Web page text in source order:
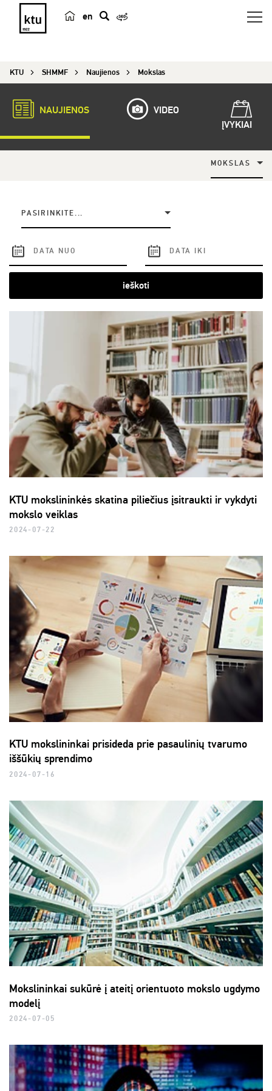
en
e
KTU SHMMF Naujienos Mokslas
NAUJIENOS
VIDEO
ĮVYKIAI
MOKSLAS
PASIRINKITE...
ieškoti
KTU mokslininkės skatina piliečius įsitraukti ir vykdyti
mokslo veiklas
2024-07-22
KTU mokslininkai prisideda prie pasaulinių tvarumo
iššūkių sprendimo
2024-07-16
Mokslininkai sukūrė į ateitį orientuoto mokslo ugdymo
modelį
2024-07-05